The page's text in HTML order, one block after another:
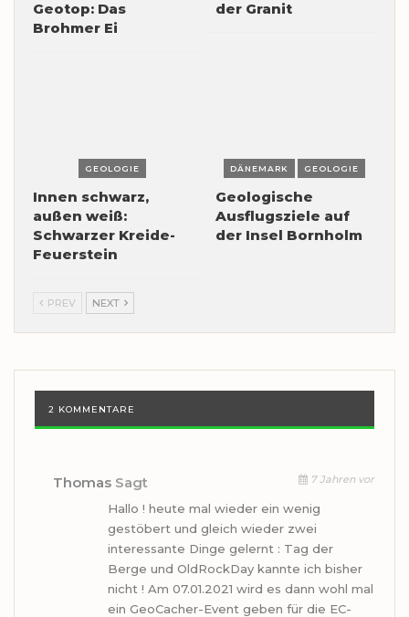
Geotop: Das
Brohmer Ei
der Granit
GEOLOGIE
Innen schwarz,
außen weiß:
Schwarzer Kreide-
Feuerstein
DÄNEMARK GEOLOGIE
Geologische
Ausflugsziele auf
der Insel Bornholm
PREV NEXT
2 KOMMENTARE
Thomas Sagt 7 Jahren vor
Hallo ! heute mal wieder ein wenig
gestöbert und gleich wieder zwei
interessante Dinge gelernt : Tag der
Berge und OldRockDay kannte ich bisher
nicht ! Am 07.01.2021 wird es dann wohl mal
ein GeoCacher-Event geben für die EC-